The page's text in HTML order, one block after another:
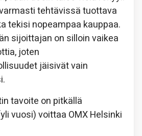
tehtävissä tuottava
tekisi nopeampaa kauppaa.
sijoittajan on silloin vaikea
joten
jäisivät vain
tavoite on pitkällä
vuosi) voittaa OMX Helsinki